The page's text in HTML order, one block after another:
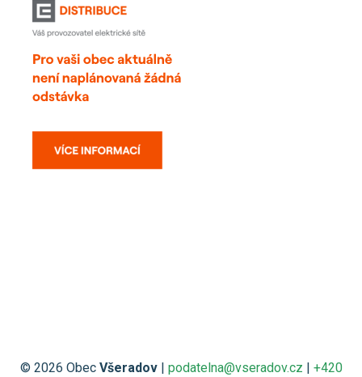
© 2026 Obec Všeradov| podatelna@vseradov.cz | +420